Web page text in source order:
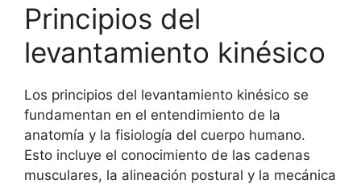
Principios del
levantamiento kinésico
Los principios del levantamiento kinésico se
fundamentan en el entendimiento de la
anatomía y la fisiología del cuerpo humano.
Esto incluye el conocimiento de las cadenas
musculares, la alineación postural y la mecánica